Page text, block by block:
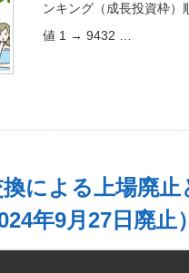
ンキング（成長投資枠
値 1 → 9432 …
による上場廃止
年9月27日廃止）